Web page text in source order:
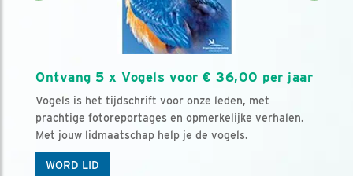
Ontvang 5 x Vogels voor € 36,00 per jaar
Vogels is het tijdschrift voor onze leden, met
prachtige fotoreportages en opmerkelijke verhalen.
Met jouw lidmaatschap help je de vogels.
WORD LID